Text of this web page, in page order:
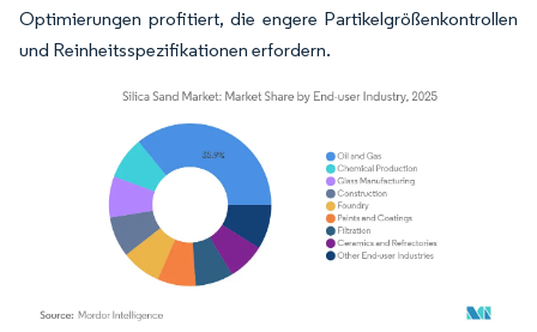
Optimierungen profitiert, die engere Partikelgrößenkontrollen
und Reinheitsspezifikationen erfordern.